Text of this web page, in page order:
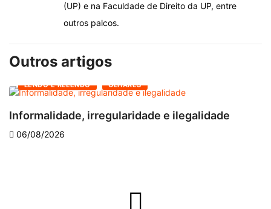
(UP) e na Faculdade de Direito da UP, entre
outros palcos.
Outros artigos
LENDO E RELENDO OLHARES
Informalidade, irregularidade e ilegalidade
06/08/2026